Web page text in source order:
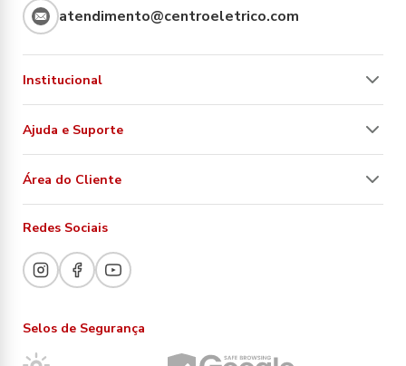
atendimento@centroeletrico.com
Institucional
Ajuda e Suporte
Área do Cliente
Redes Sociais
Selos de Segurança